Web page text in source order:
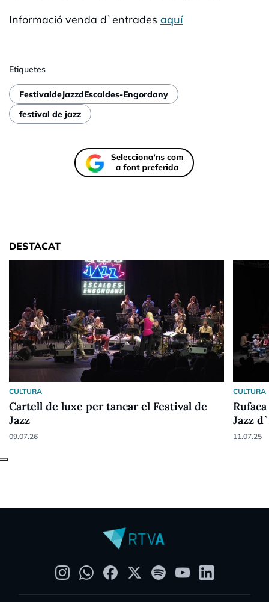
Informació venda d`entrades aquí
Etiquetes
FestivaldeJazzdEscaldes-Engordany
festival de jazz
DESTACAT
CULTURA
Cartell de luxe per tancar el Festival de
Jazz
09.07.26
CULTURA
Jazz
11.07.25